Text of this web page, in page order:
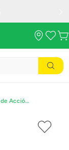
Minecraft Figura de Acción Piglin